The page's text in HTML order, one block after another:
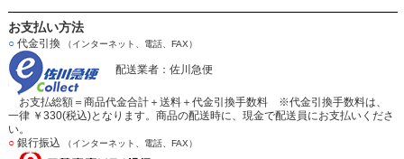
お支払い方法
○代金引換 （インターネット、電話、FAX）
配送業者：佐川急便
お支払総額＝商品代金合計＋送料＋代金引換手数料 ※代金引換手数料は、
一律 ￥330(税込)となります。商品の配送時に、現金で配送員にお支払いくださ
い。
○銀行振込 （インターネット、電話、FAX）